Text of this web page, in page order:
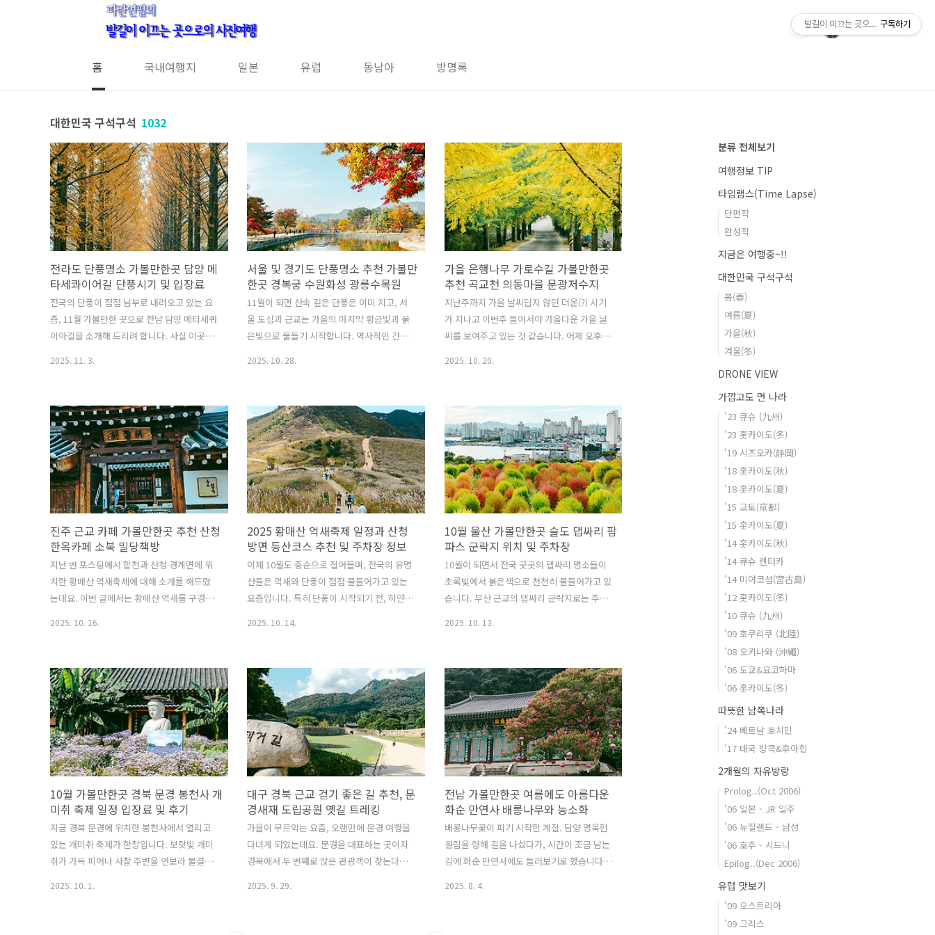
홈 국내여행지 일본 유럽 동남아 방명록
대한민국 구석구석 1032
전라도 단풍명소 가볼만한곳 담양 메
타세콰이어길 단풍시기 및 입장료
전국의 단풍이 점점 남부로 내려오고 있는 요
즘, 11월 가볼만한 곳으로 전남 담양 메타세쿼
이아길을 소개해 드리려 합니다. 사실 이곳은
는데요. 메타세쿼이아 나무의 단풍은 다른 수
종보다 조금 늦게 드는 편이라 단풍 절정을 보
려면 조금 느긋하게 기다려야 합니다. 참고로
아래 사진들은 2년전 가을에 직접 다녀왔을 때
촬영한 것으로, 촬영일은 재작년 11월 22일이
었어요. 그때가 메타길 단풍이 거의 절정이었
름다운 풍경을 볼 수 있을 것 같습니다. 담양
메타세콰이어길 입장료 및 주차장2000년대
초..
2025. 11. 3.
서울 및 경기도 단풍명소 추천 가볼만
한곳 경복궁 수원화성 광릉수목원
11월이 되면 산속 깊은 단풍은 이미 지고, 서
울 도심과 근교는 가을의 마지막 황금빛과 붉
은빛으로 물들기 시작합니다. 역사적인 건축
색 단풍은 한국적인 아름다움을 극대화하며,
성곽길을 따라 펼쳐지는 붉은 물결은 일상 속
에서 잠시 벗어나 사색에 잠기기에 완벽한 공
간을 제공합니다. 이번에 소개해 드릴 경복궁,
수원화성, 광릉수목원은 각기 다른 매력을 지
니고 있어 다양한 취향의 방문객을 만족시키
궁에서 전통의 미와 단풍을 함께 감상하고, 유
네스코 세계유산으로 지정된 성곽길을 따라
걸으며 가을을 느껴..
2025. 10. 28.
가을 은행나무 가로수길 가볼만한곳
추천 곡교천 의동마을 문광저수지
지난주까지 가을 날씨답지 않던 더운(?) 시기
가 지나고 이번주 들어서야 가을다운 가을 날
씨를 보여주고 있는 것 같습니다. 어제 오후부
나무 가로수길이 예쁜 3곳의 단풍명소를 소개
해 드릴까 하니 참고하시기 바랍니다. 참고로
본 포스팅의 사진은 올해 사진이 아닌 예전 가
을에 촬영된 사진입니다. 충남 아산 곡교천 은
행나무길충남 아산의 곡교천 은행나무길은 가
을이 되면 수백 그루의 은행나무가 일제히 황
하는 은행나무 가로수길 명소입니다. 약
2.2km에 걸쳐 곧게 뻗은 이 길은 가을 햇살 아
래 온통 ..
2025. 10. 20.
진주 근교 카페 가볼만한곳 추천 산청
한옥카페 소북 밀당책방
지난 번 포스팅에서 합천과 산청 경계면에 위
치한 황매산 억새축제에 대해 소개를 해드렸
는데요. 이번 글에서는 황매산 억새를 구경한
526-9영업시간 : 11시~19시 (라스트오더
18:30) 황매산 억새축제를 보고 산청을 지나
진주로 향하던 길, 잠시 들른 곳이 바로 산청의
한옥카페 소북 밀당책방이었는데요. 개인적으
로 조용하고 고즈넉한 분위기 속에서 커피 한
잔을 즐길 수 있는 한옥카페를 좋아하는 편인
데, 마침 진주 근교인 산청에 작은 한옥카페가
로 했습니다. 황매산 억새를 실컷 감상한 뒤 오
후 늦은 시간에 도착한 소북은 실제 옛 한..
2025. 10. 16.
2025 황매산 억새축제 일정과 산청
방면 등산코스 추천 및 주차장 정보
이제 10월도 중순으로 접어들며, 전국의 유명
산들은 억새와 단풍이 점점 물들어가고 있는
요즘입니다. 특히 단풍이 시작되기 전, 하얀 억
글에서는 올해 2025 황매산 억새축제 일정과
합천 또는 산청 방면으로 오르는 등산코스 및
추천 코스, 그리고 주차장 정보와 작년 이맘때
쯤 다녀온 황매산 억새의 풍경을 소개해 볼까
합니다. 참고로 작년에 제가 황매산 억새를 보
러 다녀온 날짜는 10/10 이었습니다. 올해는
축제가 조금 늦게 시작하는 것 같더라고요.
축제는 올해도 어김없이 가을의 정취를 물씬
느낄 수 있는 합천 황매산 일대에서..
2025. 10. 14.
10월 울산 가볼만한곳 슬도 댑싸리 팜
파스 군락지 위치 및 주차장
10월이 되면서 전국 곳곳의 댑싸리 명소들이
초록빛에서 붉은색으로 천천히 물들어가고 있
습니다. 부산 근교의 댑싸리 군락지로는 주로
다녀왔습니다. 이번 글에서는 현재 슬도 댑싸
리의 개화 상황과 함께 위치, 주차 정보 등을
소개해보려 합니다. 울산 동구 방어동에 위치
한 슬도는 바다를 가까이 두고 있어 산책 겸 바
다 풍경을 즐기기 좋은 곳입니다. 슬도 입구 쪽
에는 공영주차장이 따로 마련되어 있지만, 이
번에 새롭게 조성된 댑싸리 군락지는 기존 입
주차장을 이용하는 편이 훨씬 더 편리합니다.
내비게이션에 ‘울산 동구 방어동 37-1’을 입
력..
2025. 10. 13.
10월 가볼만한곳 경북 문경 봉천사 개
미취 축제 일정 입장료 및 후기
지금 경북 문경에 위치한 봉천사에서 열리고
있는 개미취 축제가 한창입니다. 보랏빛 개미
취가 가득 피어나 사찰 주변을 연보라 물결로
2025. 10. 1.
대구 경북 근교 걷기 좋은 길 추천, 문
경새재 도립공원 옛길 트레킹
가을이 무르익는 요즘, 오랜만에 문경 여행을
다녀게 되었는데요. 문경을 대표하는 곳이자
경북에서 두 번째로 많은 관광객이 찾는다는
2025. 9. 29.
전남 가볼만한곳 여름에도 아름다운
화순 만연사 배롱나무와 능소화
배롱나무꽃이 피기 시작한 계절. 담양 명옥헌
원림을 향해 길을 나섰다가, 시간이 조금 남는
김에 화순 만연사에도 들러보기로 했습니다.
2025. 8. 4.
분류 전체보기
여행정보 TIP
타임랩스(Time Lapse)
단편작
완성작
지금은 여행중~!!
대한민국 구석구석
봄(春)
여름(夏)
가을(秋)
겨울(冬)
DRONE VIEW
가깝고도 먼 나라
'23 큐슈 (九州)
'23 홋카이도(冬)
'19 시즈오카(静岡)
'18 홋카이도(秋)
'18 홋카이도(夏)
'15 교토(京都)
'15 홋카이도(夏)
'14 홋카이도(秋)
'14 큐슈 렌터카
'14 미야코섬(宮古島)
'12 홋카이도(冬)
'10 큐슈 (九州)
'09 호쿠리쿠 (北陸)
'08 오키나와 (沖繩)
'06 도쿄&요코하마
'06 홋카이도(冬)
따뜻한 남쪽나라
'24 베트남 호치민
'17 태국 방콕&후아힌
2개월의 자유방랑
Prolog..(Oct 2006)
'06 일본 - JR 일주
'06 뉴질랜드 - 남섬
'06 호주 - 시드니
Epilog..(Dec 2006)
유럽 맛보기
'09 오스트리아
'09 그리스
발길이 이끄는 곳으로의 사진여행
구독하기